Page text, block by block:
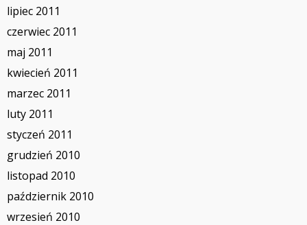
lipiec 2011
czerwiec 2011
maj 2011
kwiecień 2011
marzec 2011
luty 2011
styczeń 2011
grudzień 2010
listopad 2010
październik 2010
wrzesień 2010